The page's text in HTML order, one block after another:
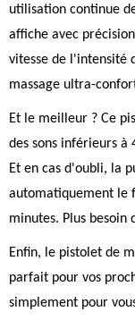
utilisation continue
affiche avec
vitesse de l'intensité
massage ultra-
Et le meilleur ? Ce
des sons inférieurs
Et en cas d'oubli, la
automatiquement le
minutes. Plus besoin
Enfin, le pistolet de
parfait pour vos
simplement pour